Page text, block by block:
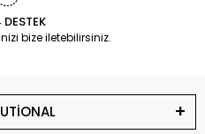
bize iletebilirsiniz.